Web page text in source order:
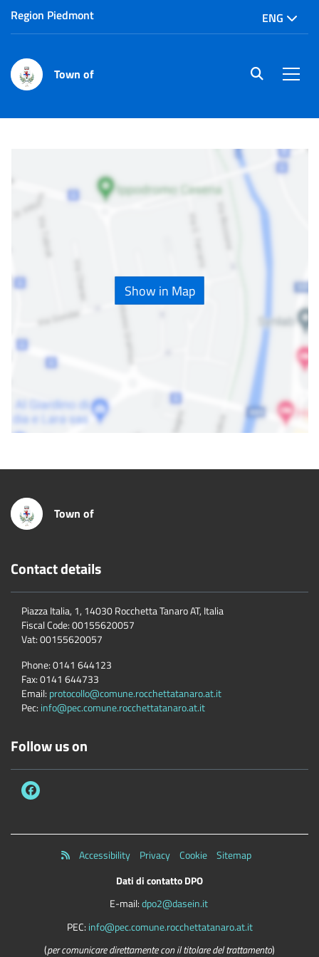
Region Piedmont ENG
Town of site.searc
Show in Map
Town of
Contact details
Piazza Italia, 1, 14030 Rocchetta Tanaro AT, Italia
Fiscal Code:00155620057
Vat:00155620057
Phone:0141 644123
Fax:0141 644733
Email: protocollo@comune.rocchettatanaro.at.it
Pec: info@pec.comune.rocchettatanaro.at.it
Follow us on
Accessibility Privacy Cookie
Sitemap
Dati di contatto DPO
E-mail:dpo2@dasein.it
PEC: info@pec.comune.rocchettatanaro.at.it
(per comunicare direttamente con il titolare del trattamento)